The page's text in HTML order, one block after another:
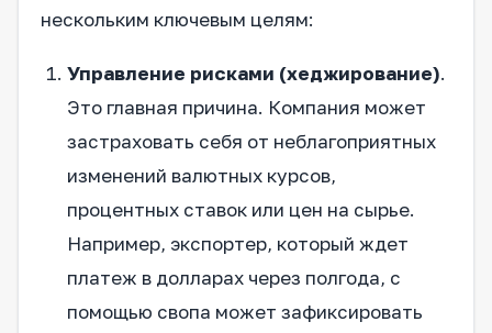
нескольким ключевым целям:
Управление рисками (хеджирование).
Это главная причина. Компания может
застраховать себя от неблагоприятных
изменений валютных курсов,
процентных ставок или цен на сырье.
Например, экспортер, который ждет
платеж в долларах через полгода, с
помощью свопа может зафиксировать